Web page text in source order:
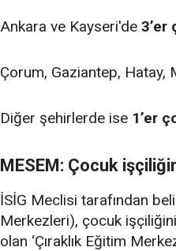
Ankara ve Kayseri'de 3’er
Çorum, Gaziantep, Hatay,
Diğer şehirlerde ise 1’er
MESEM: Çocuk
İSİG Meclisi tarafından
Merkezleri), çocuk
olan ‘Çıraklık Eğitim